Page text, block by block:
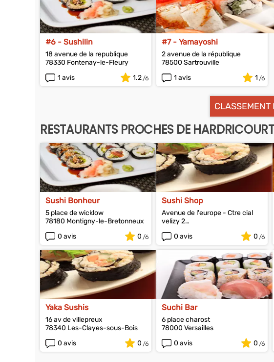
#6 - Sushilin
18 avenue de la republique
78330 Fontenay-le-Fleury
1 avis
1.2
#7 - Yamayoshi
2 avenue de la république
78500 Sartrouville
1 avis
1
RESTAURANTS PROCHES DE HARDRICOURT
Sushi Bonheur
5 place de wicklow
78180 Montigny-le-Bretonneux
0 avis
0
Sushi Shop
Avenue de l'europe - Ctre cial
velizy 2
0 avis 0
Yaka Sushis
16 av de villepreux
78340 Les-Clayes-sous-Bois
0 avis
0
Suchi Bar
6 place charost
78000 Versailles
0 avis
0